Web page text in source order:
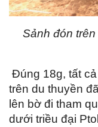
Sảnh đón
Đúng 18g, tất
trên du thuyền
lên bờ đi tham
dưới triều đại